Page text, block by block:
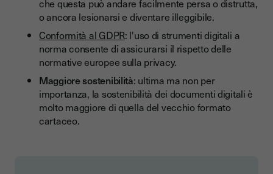
che questa può andare facilmente persa o distrutta,
o ancora lesionarsi e diventare illeggibile.
Conformità al GDPR: l'uso di strumenti digitali a
norma consente di assicurarsi il rispetto delle
normative europee sulla privacy.
Maggiore sostenibilità: ultima ma non per
importanza, la sostenibilità dei documenti digitali è
molto maggiore di quella del vecchio formato
cartaceo.